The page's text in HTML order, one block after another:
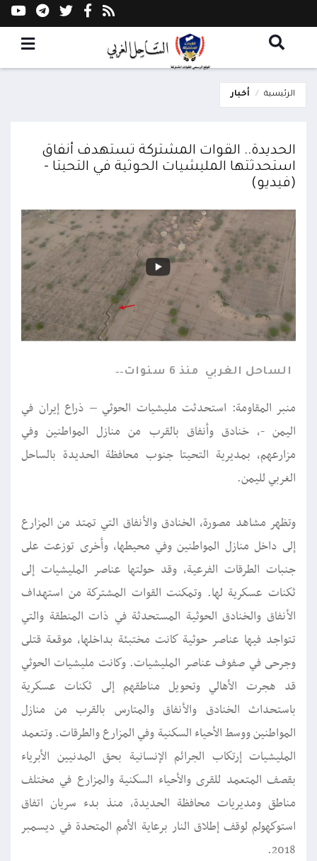
الرئيسية أخبار
الحديدة.. القوات المشتركة تستهدف أنفاق
استحدثتها المليشيات الحوثية في التحيتا -
(فيديو)
الساحل الغربي منذ 6 سنوات
منبر المقاومة: استحدثت مليشيات الحوثي – ذراع إيران في
اليمن -، خنادق وأنفاق بالقرب من منازل المواطنين وفي
مزارعهم، بمديرية التحيتا جنوب محافظة الحديدة بالساحل
الغربي لليمن.
وتظهر مشاهد مصورة، الخنادق والأنفاق التي تمتد من المزارع
إلى داخل منازل المواطنين وفي محيطها، وأخرى توزعت على
جنبات الطرقات الفرعية، وقد حولتها عناصر المليشيات إلى
ثكنات عسكرية لها. وتمكنت القوات المشتركة من استهداف
الأنفاق والخنادق الحوثية المستحدثة في ذات المنطقة والتي
تتواجد فيها عناصر حوثية كانت مختبئة بداخلها، موقعة قتلى
وجرحى في صفوف عناصر المليشيات. وكانت مليشيات الحوثي
قد هجرت الأهالي وتحويل مناطقهم إلى ثكنات عسكرية
باستحداث الخنادق والأنفاق والمتارس بالقرب من منازل
المواطنين ووسط الأحياء السكنية وفي المزارع والطرقات. وتتعمد
المليشيات إرتكاب الجرائم الإنسانية بحق المدنيين الأبرياء
بقصف المتعمد للقرى والأحياء السكنية والمزارع في مختلف
مناطق ومديريات محافظة الحديدة، منذ بدء سريان اتفاق
استوكهولم لوقف إطلاق النار برعاية الأمم المتحدة في ديسمبر
2018.